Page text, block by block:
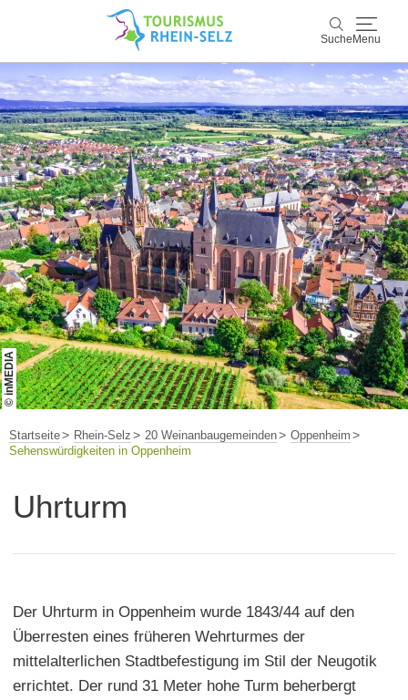
Suche Menu
Suche
Rhein-Selz
Entdecken & Erleben
Wein & Genuss
Kultur & Events
Buchen & Service
© inMEDIA
Startseite Rhein-Selz 20 Weinanbaugemeinden
Oppenheim
Sehenswürdigkeiten in Oppenheim
Uhrturm
Der Uhrturm in Oppenheim wurde 1843/44 auf den
Überresten eines früheren Wehrturmes der
mittelalterlichen Stadtbefestigung im Stil der Neugotik
errichtet. Der rund 31 Meter hohe Turm beherbergt